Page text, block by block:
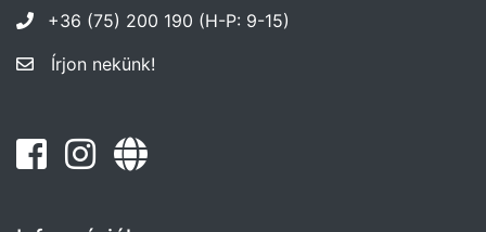
+36 (75) 200 190 (H-P: 9-15)
Írjon nekünk!